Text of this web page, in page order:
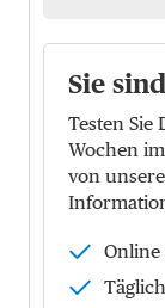
Sie
Testen Sie
Wochen
von
Online